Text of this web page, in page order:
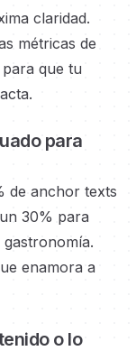
claridad.
métricas de
para que tu
para
de anchor texts
30% para
gastronomía.
enamora a
o lo